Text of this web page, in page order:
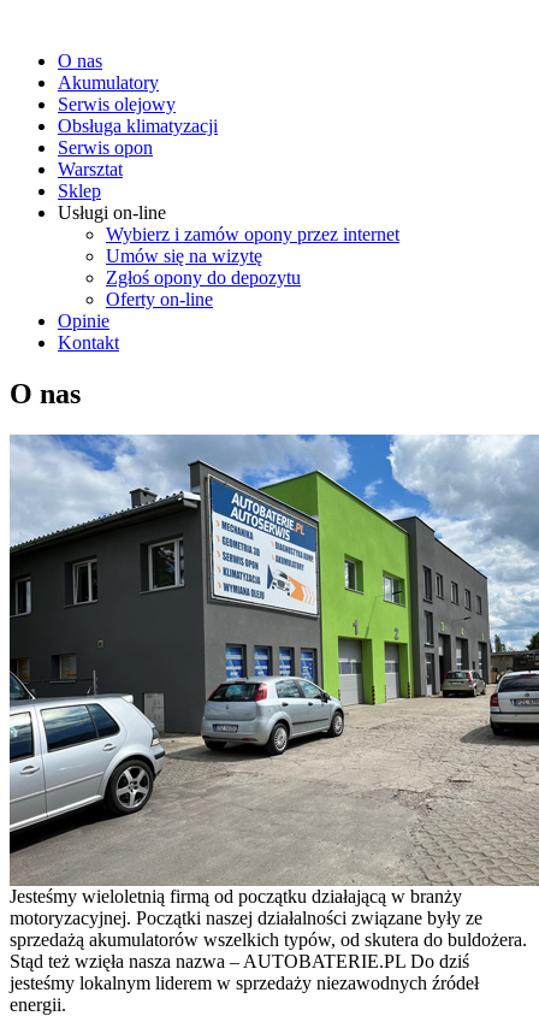
O nas
Akumulatory
Serwis olejowy
Obsługa klimatyzacji
Serwis opon
Warsztat
Sklep
Usługi on-line
Wybierz i zamów opony przez internet
Umów się na wizytę
Zgłoś opony do depozytu
Oferty on-line
Opinie
Kontakt
O nas
Jesteśmy wieloletnią firmą od początku działającą w branży
motoryzacyjnej. Początki naszej działalności związane były ze
sprzedażą akumulatorów wszelkich typów, od skutera do buldożera.
Stąd też wzięła nasza nazwa – AUTOBATERIE.PL Do dziś
jesteśmy lokalnym liderem w sprzedaży niezawodnych źródeł
energii.